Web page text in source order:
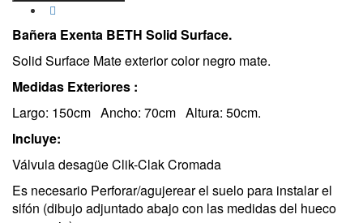
Bañera Exenta BETH Solid Surface.
Solid Surface Mate exterior color negro mate.
Medidas Exteriores :
Largo: 150cm Ancho: 70cm Altura: 50cm.
Incluye:
Válvula desagüe Clik-Clak Cromada
Es necesario Perforar/agujerear el suelo para instalar el
sifón (dibujo adjuntado abajo con las medidas del hueco